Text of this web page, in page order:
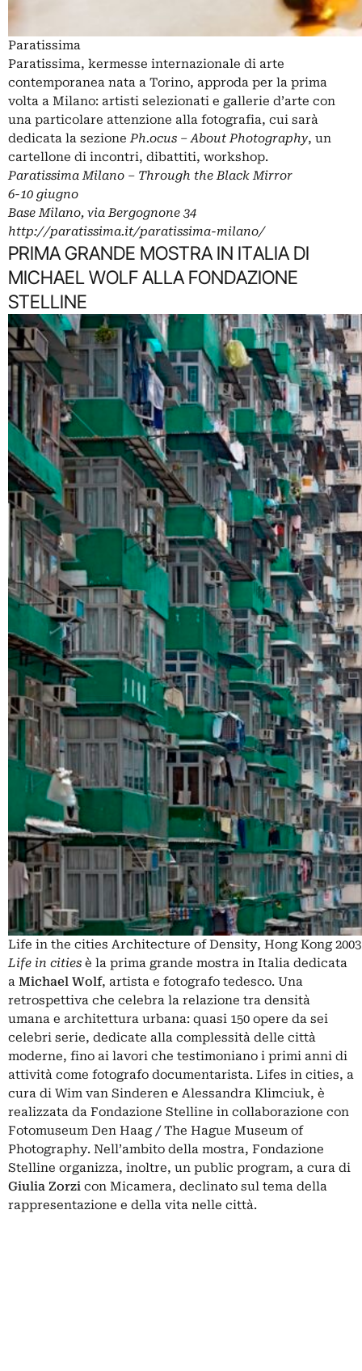
Paratissima
Paratissima, kermesse internazionale di arte
contemporanea nata a Torino, approda per la prima
volta a Milano: artisti selezionati e gallerie d’arte con
una particolare attenzione alla fotografia, cui sarà
dedicata la sezionePh.ocus – About Photography, un
cartellone di incontri, dibattiti, workshop.
Paratissima Milano – Through the Black Mirror
6-10 giugno
Base Milano, via Bergognone 34
http://paratissima.it/paratissima-milano/
PRIMA GRANDE MOSTRA IN ITALIA DI
MICHAEL WOLF ALLA FONDAZIONE
STELLINE
Life in the cities Architecture of Density, Hong Kong
Life in cities è la prima grande mostra in Italia dedicata
a Michael Wolf, artista e fotografo tedesco. Una
retrospettiva che celebra la relazione tra densità
umana e architettura urbana: quasi 150 opere da sei
celebri serie, dedicate alla complessità delle città
moderne, fino ai lavori che testimoniano i primi anni di
attività come fotografo documentarista. Lifes in cities, a
cura di Wim van Sinderen e Alessandra Klimciuk, è
realizzata da Fondazione Stelline in collaborazione con
Fotomuseum Den Haag / The Hague Museum of
Photography. Nell’ambito della mostra, Fondazione
Stelline organizza, inoltre, un public program, a cura di
Giulia Zorzi con Micamera, declinato sul tema della
rappresentazione e della vita nelle città.